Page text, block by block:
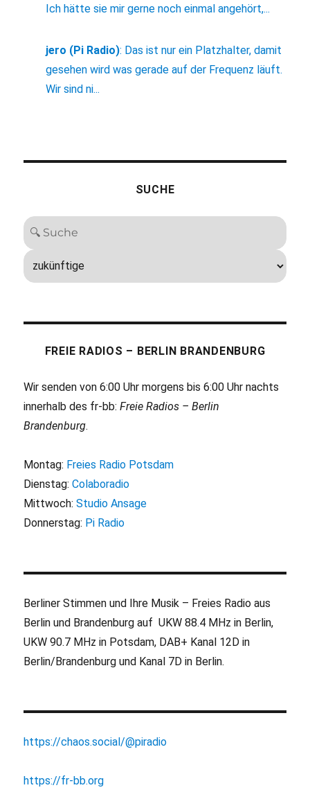
Ich hätte sie mir gerne noch einmal angehört,...
jero (Pi Radio): Das ist nur ein Platzhalter, damit
gesehen wird was gerade auf der Frequenz läuft.
Wir sind ni...
SUCHE
FREIE RADIOS – BERLIN BRANDENBURG
Wir senden von 6:00 Uhr morgens bis 6:00 Uhr nachts
innerhalb des fr-bb:Freie Radios – Berlin
Brandenburg.
Montag: Freies Radio Potsdam
Dienstag:Colaboradio
Mittwoch:Studio Ansage
Donnerstag: Pi Radio
Berliner Stimmen und Ihre Musik – Freies Radio aus
Berlin und Brandenburg auf UKW 88.4 MHz in Berlin,
UKW 90.7 MHz in Potsdam, DAB+ Kanal 12D in
Berlin/Brandenburg und Kanal 7D in Berlin.
https://chaos.social/@piradio
https://fr-bb.org